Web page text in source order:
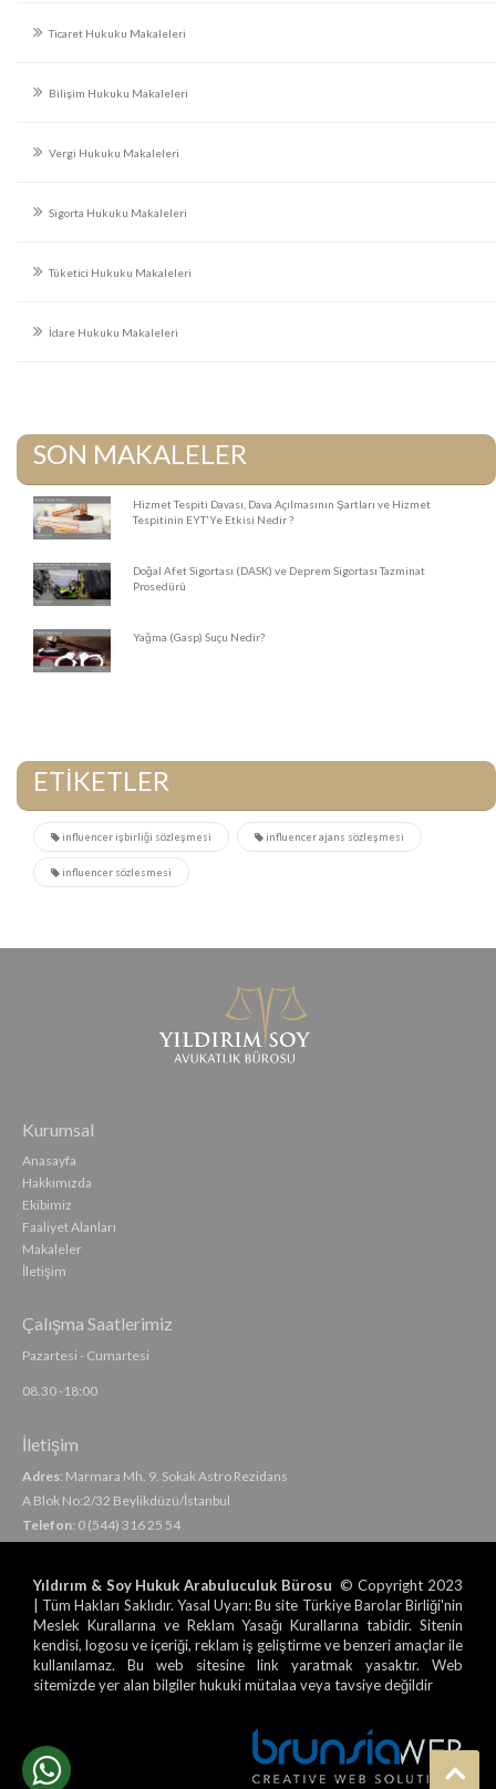
Ticaret Hukuku Makaleleri
Bilişim Hukuku Makaleleri
Vergi Hukuku Makaleleri
Sigorta Hukuku Makaleleri
Tüketici Hukuku Makaleleri
İdare Hukuku Makaleleri
SON MAKALELER
Hizmet Tespiti Davası, Dava Açılmasının Şartları ve Hizmet
Tespitinin EYT'Ye Etkisi Nedir ?
Doğal Afet Sigortası (DASK) ve Deprem Sigortası Tazminat
Prosedürü
Yağma (Gasp) Suçu Nedir?
ETİKETLER
influencer işbirliği sözleşmesi influencer ajans sözleşmesi
influencer sözlesmesi
Kurumsal
Anasayfa
Hakkımızda
Ekibimiz
Faaliyet Alanları
Makaleler
İletişim
Çalışma Saatlerimiz
Pazartesi - Cumartesi
08.30 -18:00
İletişim
Adres: Marmara Mh. 9. Sokak Astro Rezidans
A Blok No:2/32 Beylikdüzü/İstanbul
Telefon: 0 (544) 316 25 54
Yıldırım & Soy Hukuk Arabuluculuk Bürosu © Copyright 2023
| Tüm Hakları Saklıdır. Yasal Uyarı: Bu site Türkiye Barolar Birliği'nin
Meslek Kurallarına ve Reklam Yasağı Kurallarına tabidir. Sitenin
kendisi, logosu ve içeriği, reklam iş geliştirme ve benzeri amaçlar ile
kullanılamaz. Bu web sitesine link yaratmak yasaktır. Web
sitemizde yer alan bilgiler hukuki mütalaa veya tavsiye değildir